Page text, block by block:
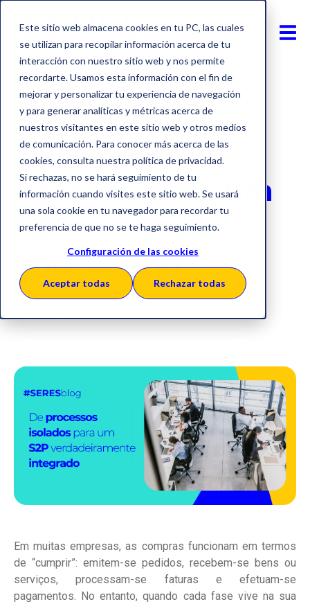
Este sitio web almacena cookies en tu PC, las cuales
se utilizan para recopilar información acerca de tu
interacción con nuestro sitio web y nos permite
recordarte. Usamos esta información con el fin de
mejorar y personalizar tu experiencia de navegación
y para generar analíticas y métricas acerca de
nuestros visitantes en este sitio web y otros medios
de comunicación. Para conocer más acerca de las
cookies, consulta nuestra política de privacidad.
Si rechazas, no se hará seguimiento de tu
información cuando visites este sitio web. Se usará
una sola cookie en tu navegador para recordar tu
preferencia de que no se te haga seguimiento.
Configuración de las cookies
Aceptar todas Rechazar todas
Source-to-Pay
De processos
isolados para um
S2P integrado
end-to-end
Em muitas empresas, as compras funcionam em termos
de “cumprir”: emitem-se pedidos, recebem-se bens ou
serviços, processam-se faturas e efetuam-se
pagamentos. No entanto, quando cada fase vive na sua